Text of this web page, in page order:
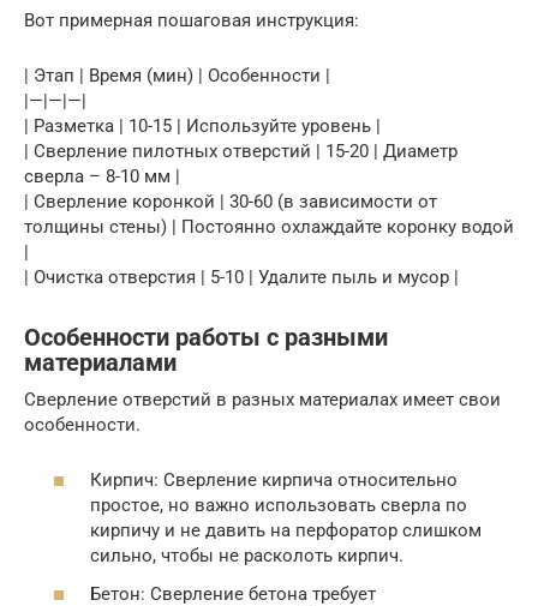
Вот примерная пошаговая инструкция:
| Этап | Время (мин) | Особенности |
|—|—|—|
| Разметка | 10-15 | Используйте уровень |
| Сверление пилотных отверстий | 15-20 | Диаметр
сверла – 8-10 мм |
| Сверление коронкой | 30-60 (в зависимости от
толщины стены) | Постоянно охлаждайте коронку водой
|
| Очистка отверстия | 5-10 | Удалите пыль и мусор |
Особенности работы с разными
материалами
Сверление отверстий в разных материалах имеет свои
особенности.
Кирпич: Сверление кирпича относительно
простое, но важно использовать сверла по
кирпичу и не давить на перфоратор слишком
сильно, чтобы не расколоть кирпич.
Бетон: Сверление бетона требует